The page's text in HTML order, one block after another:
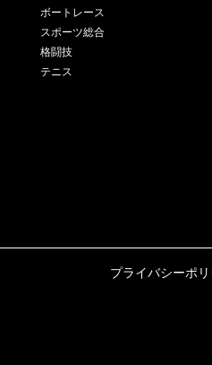
ボートレース
スポーツ総合
格闘技
テニス
プライバシーポ